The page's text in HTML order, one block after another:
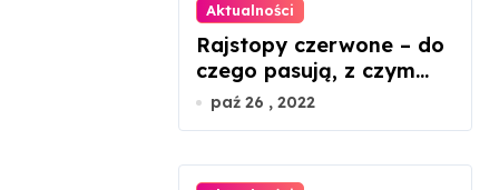
Aktualności
Rajstopy czerwone – do
czego pasują, z czym
nosić?
paź 26 , 2022